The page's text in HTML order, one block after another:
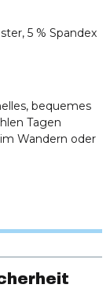
5 % Spandex
bequemes
Tagen
Wandern oder